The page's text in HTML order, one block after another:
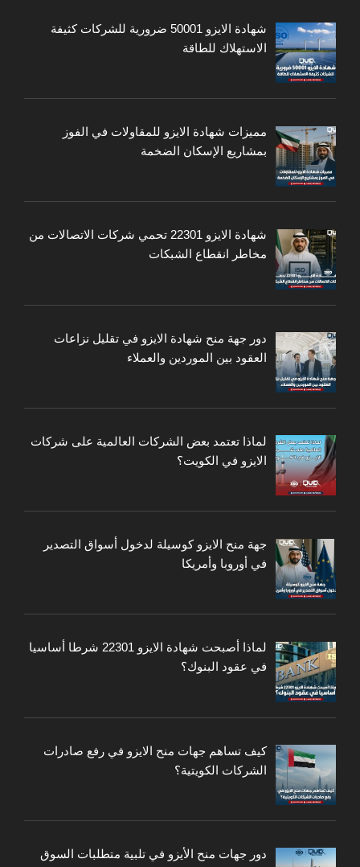
شهادة الايزو 50001 ضرورية للشركات كثيفة
الاستهلاك للطاقة
مميزات شهادة الايزو للمقاولات في الفوز
بمشاريع الإسكان الضخمة
شهادة الايزو 22301 تحمي شركات الاتصالات من
مخاطر انقطاع الشبكات
دور جهة منح شهادة الايزو في تقليل نزاعات
العقود بين الموردين والعملاء
لماذا تعتمد بعض الشركات العالمية على شركات
الايزو في الكويت؟
جهة منح الايزو كوسيلة لدخول أسواق التصدير
في أوروبا وأمريكا
لماذا أصبحت شهادة الايزو 22301 شرطا أساسيا
في عقود البنوك؟
كيف تساهم جهات منح الايزو في رفع صادرات
الشركات الكويتية؟
دور جهات منح الأيزو في تلبية متطلبات السوق